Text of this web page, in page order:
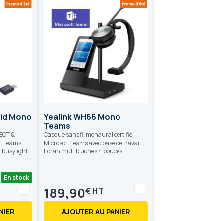
Mono
&
Teams
busylight
En stock
Yealink WH66 Mono
Teams
Casque sans fil monaural certifié
Microsoft Teams avec base de travail.
Ecran multitouches 4 pouces.
189,90€
AJOUTER AU PANIER